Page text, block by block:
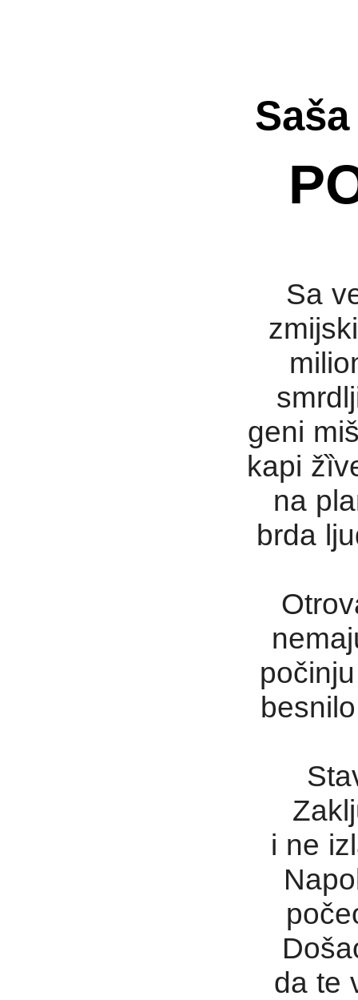
Sa
geni
kapi
na
brda
i ne
da te